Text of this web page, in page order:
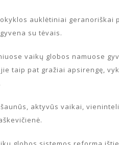
auklėtiniai
su tėvais.
vaikų globos namuose
taip pat gražiai apsirengę,
aktyvūs vaikai,